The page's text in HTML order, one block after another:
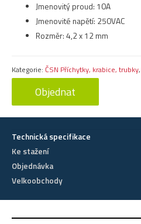
Jmenovitý proud: 10A
Jmenovité napětí: 250VAC
Rozměr: 4,2 x 12 mm
Kategorie: ČSN Příchytky, krabice, trubky,
Objednat
Technická specifikace
Ke stažení
Objednávka
Velkoobchody